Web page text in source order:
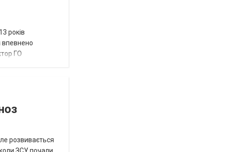
років
впевнено
ГО
розвивається